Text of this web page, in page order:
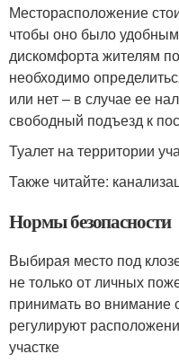
Месторасположение
чтобы оно было
дискомфорта жителям
необходимо
или нет – в случае ее
свободный подъезд к
Туалет на территории
Также читайте:
Нормы безопасности
Выбирая место под
не только от личных
принимать во
регулируют
участке